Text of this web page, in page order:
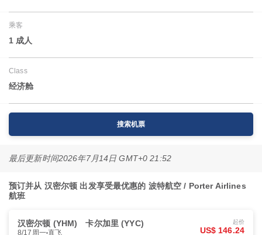
乘客
1 成人
Class
经济舱
搜索机票
最后更新时间2026年7月14日 GMT+0 21:52
预订并从 汉密尔顿 出发享受最优惠的 波特航空 / Porter Airlines
航班
汉密尔顿 (YHM) 卡尔加里 (YYC)
8/17周一 直飞
起价
US$ 146.24